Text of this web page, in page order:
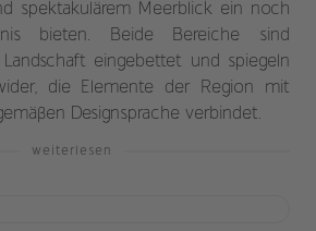
spektakulärem Meerblick ein noch
bieten. Beide Bereiche sind
eingebettet und spiegeln
die Elemente der Region mit
Designsprache verbindet.
weiterlesen